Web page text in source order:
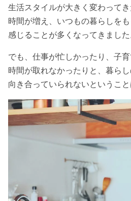
生活スタイルが大きく変わって
時間が増え、いつもの暮らしを
感じることが多くなってきました
でも、仕事が忙しかったり、子
時間が取れなかったりと、暮ら
向き合っていられないということ